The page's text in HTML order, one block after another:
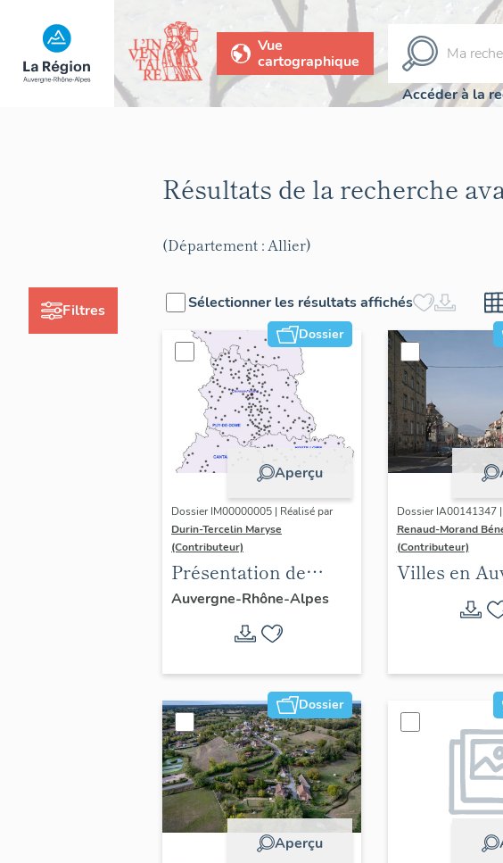
Vue
cartographique
Accéder à la
Filtres
Résultats de la recherche
(Département : Allier)
Sélectionner les résultats affichés
Dossier
Aperçu
Dossier IM00000005 | Réalisé par
Durin-Tercelin Maryse
(Contributeur)
Présentation de
l’opération tissus et
ornements
liturgiques en
Auvergne
Auvergne-Rhône-Alpes
Dossier IA00141347
Renaud-Morand
(Contributeur)
Villes en
les formes
Dossier
Aperçu